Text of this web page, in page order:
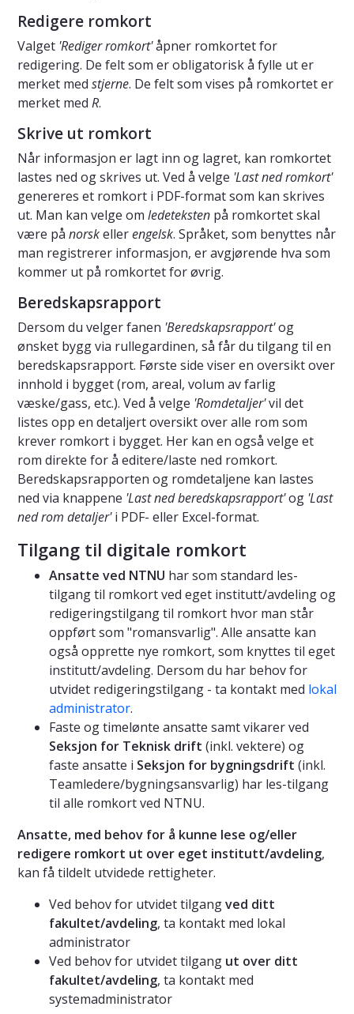
Redigere romkort
Valget 'Rediger romkort'åpner romkortet for
redigering. De felt som er obligatorisk å fylle ut er
merket med stjerne. De felt som vises på romkortet er
merket med R.
Skrive ut romkort
Når informasjon er lagt inn og lagret, kan romkortet
lastes ned og skrives ut. Ved å velge 'Last ned romkort'
genereres et romkort i PDF-format som kan skrives
ut. Man kan velge om ledeteksten på romkortet skal
være på norskellerengelsk. Språket, som benyttes når
man registrerer informasjon, er avgjørende hva som
kommer ut på romkortet for øvrig.
Beredskapsrapport
Dersom du velger fanen 'Beredskapsrapport'og
ønsket bygg via rullegardinen, så får du tilgang til en
beredskapsrapport. Første side viser en oversikt over
innhold i bygget (rom, areal, volum av farlig
væske/gass, etc.). Ved å velge 'Romdetaljer'vil det
listes opp en detaljert oversikt over alle rom som
krever romkort i bygget. Her kan en også velge et
rom direkte for å editere/laste ned romkort.
Beredskapsrapporten og romdetaljene kan lastes
ned via knappene 'Last ned beredskapsrapport'og 'Last
ned rom detaljer'i PDF- eller Excel-format.
Tilgang til digitale romkort
Ansatte ved NTNU har som standard les-
tilgang til romkort ved eget institutt/avdeling og
redigeringstilgang til romkort hvor man står
oppført som "romansvarlig". Alle ansatte kan
også opprette nye romkort, som knyttes til eget
institutt/avdeling. Dersom du har behov for
utvidet redigeringstilgang - ta kontakt med lokal
administrator.
Faste og timelønte ansatte samt vikarer ved
Seksjon for Teknisk drift (inkl. vektere) og
faste ansatte i Seksjon for bygningsdrift (inkl.
Teamledere/bygningsansvarlig) har les-tilgang
til alle romkort ved NTNU.
Ansatte, med behov for å kunne lese og/eller
redigere romkort ut over eget institutt/avdeling,
kan få tildelt utvidede rettigheter.
Ved behov for utvidet tilgangved ditt
fakultet/avdeling, ta kontakt med lokal
administrator
Ved behov for utvidet tilgang ut over ditt
fakultet/avdeling, ta kontakt med
systemadministrator